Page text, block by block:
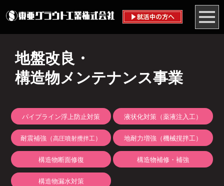
地盤改良・
構造物メンテナンス事業
パイプライン浮上防止対策 液状化対策（薬液注入工）
耐震補強（高圧噴射攪拌工） 地耐力増強（機械撹拌工）
構造物断面修復 構造物補修・補強
構造物漏水対策